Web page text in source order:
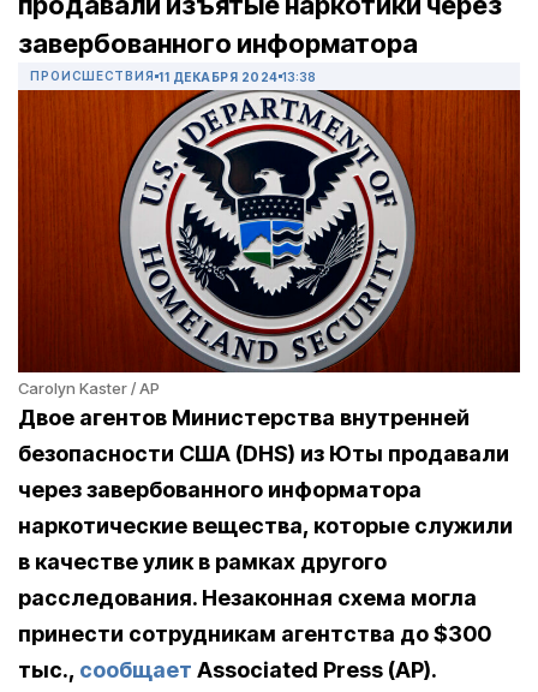
завербованного информатора
ПРОИСШЕСТВИЯ 11 ДЕКАБРЯ 2024 13:38
Carolyn Kaster / AP
Двое агентов Министерства внутренней
безопасности США (DHS) из Юты продавали
через завербованного информатора
наркотические вещества, которые служили
в качестве улик в рамках другого
расследования. Незаконная схема могла
принести сотрудникам агентства до $300
тыс., сообщает Associated Press (AP).